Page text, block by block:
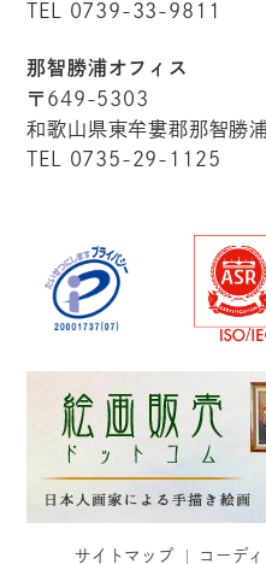
TEL 0739-33-9811
那智勝浦オフィス
〒649-5303
和歌山県東牟婁郡那智勝
TEL 0735-29-1125
サイトマップ コーデ